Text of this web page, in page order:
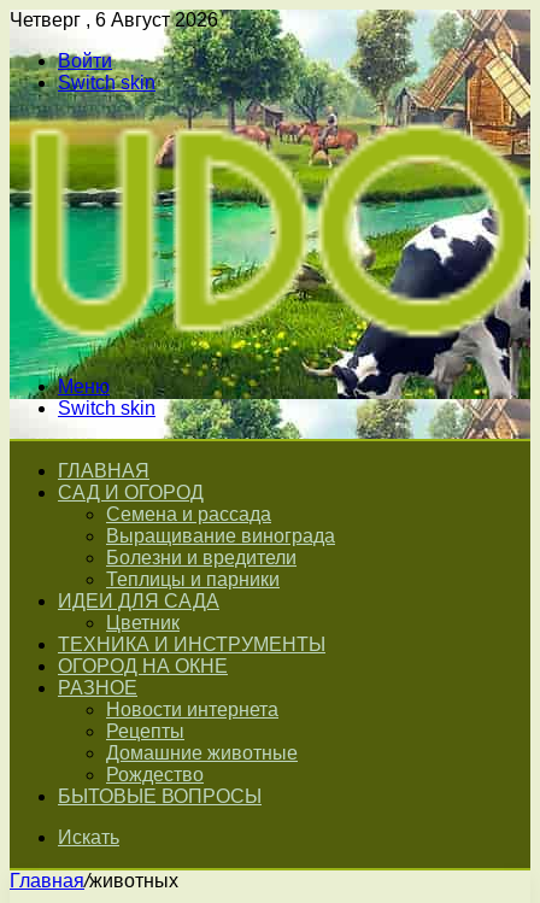
Четверг , 6 Август 2026
Войти
Switch skin
Меню
Switch skin
ГЛАВНАЯ
САД И ОГОРОД
Семена и рассада
Выращивание винограда
Болезни и вредители
Теплицы и парники
ИДЕИ ДЛЯ САДА
Цветник
ТЕХНИКА И ИНСТРУМЕНТЫ
ОГОРОД НА ОКНЕ
РАЗНОЕ
Новости интернета
Рецепты
Домашние животные
Рождество
БЫТОВЫЕ ВОПРОСЫ
Искать
Главная/животных